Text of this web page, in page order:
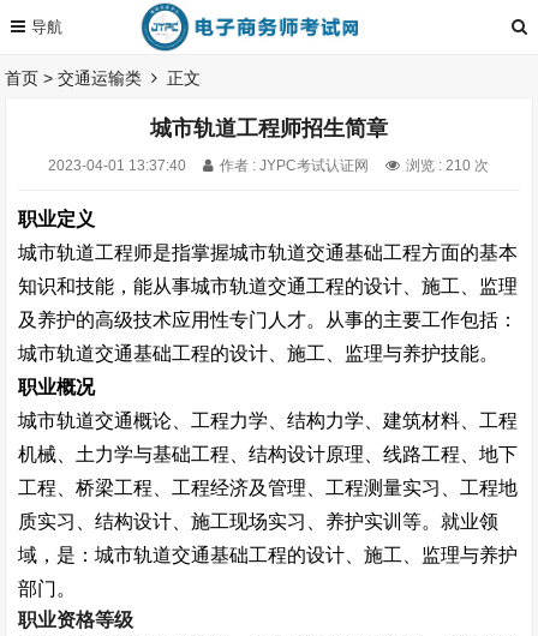
首页 >交通运输类 正文
城市轨道工程师招生简章
2023-04-01 13:37:40 作者 : JYPC考试认证网 浏览 : 210 次
职业定义
城市轨道工程师是指掌握城市轨道交通基础工程方面的基本
知识和技能，能从事城市轨道交通工程的设计、施工、监理
及养护的高级技术应用性专门人才。从事的主要工作包括：
城市轨道交通基础工程的设计、施工、监理与养护技能。
职业概况
城市轨道交通概论、工程力学、结构力学、建筑材料、工程
机械、土力学与基础工程、结构设计原理、线路工程、地下
工程、桥梁工程、工程经济及管理、工程测量实习、工程地
质实习、结构设计、施工现场实习、养护实训等。就业领
域，是：城市轨道交通基础工程的设计、施工、监理与养护
部门。
职业资格等级